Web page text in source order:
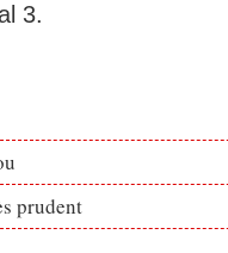
3.
prudent